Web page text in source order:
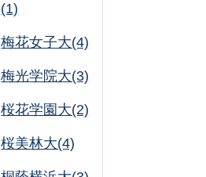
(1)
梅花女子大(4)
梅光学院大(3)
桜花学園大(2)
桜美林大(4)